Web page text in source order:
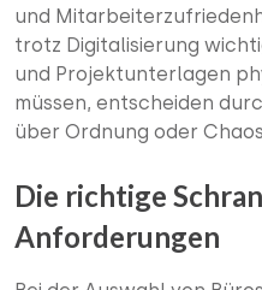
und
trotz Digitalisierung
und Projektunterlagen
müssen, entscheiden
über Ordnung oder
Die richtige
Anforderungen